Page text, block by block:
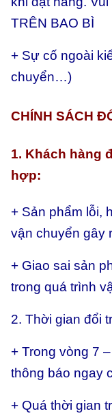
TRÊN BAO BÌ
+ Sự cố ngoài
chuyển…)
CHÍNH SÁCH
1. Khách hàng
hợp:
+ Sản phẩm lỗi,
vận chuyển gây
+ Giao sai sản
trong quá trình
2. Thời gian đổi
+ Trong vòng 7
thông báo ngay
+ Quá thời gian